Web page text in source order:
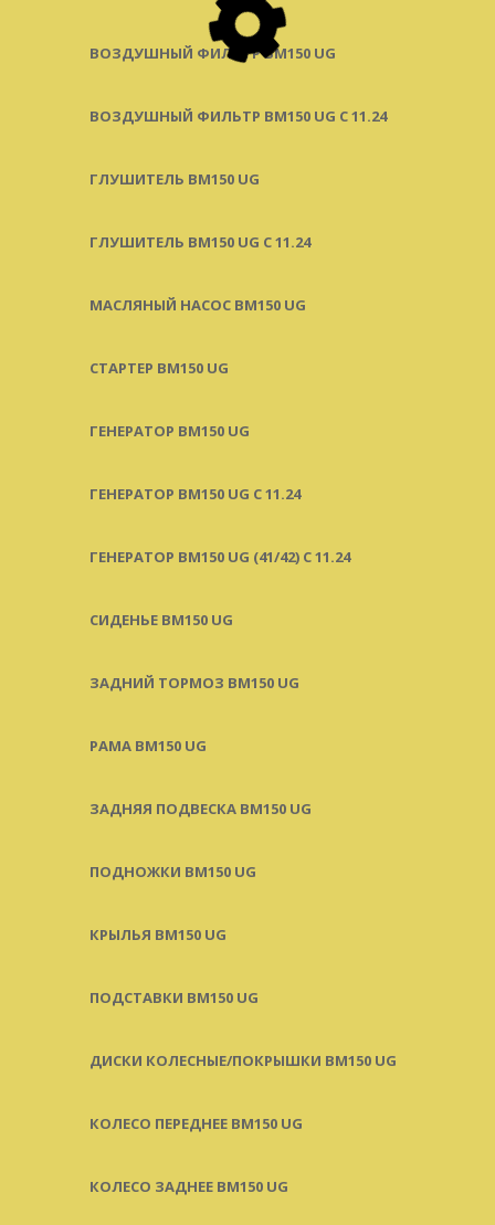
ВОЗДУШНЫЙ ФИЛЬТР BM150 UG
ВОЗДУШНЫЙ ФИЛЬТР BM150 UG C 11.24
ГЛУШИТЕЛЬ BM150 UG
ГЛУШИТЕЛЬ BM150 UG С 11.24
МАСЛЯНЫЙ НАСОС BM150 UG
СТАРТЕР BM150 UG
ГЕНЕРАТОР BM150 UG
ГЕНЕРАТОР BM150 UG С 11.24
ГЕНЕРАТОР BM150 UG (41/42) С 11.24
СИДЕНЬЕ BM150 UG
ЗАДНИЙ ТОРМОЗ BM150 UG
РАМА BM150 UG
ЗАДНЯЯ ПОДВЕСКА BM150 UG
ПОДНОЖКИ BM150 UG
КРЫЛЬЯ BM150 UG
ПОДСТАВКИ BM150 UG
ДИСКИ КОЛЕСНЫЕ/ПОКРЫШКИ BM150 UG
КОЛЕСО ПЕРЕДНЕЕ BM150 UG
КОЛЕСО ЗАДНЕЕ BM150 UG